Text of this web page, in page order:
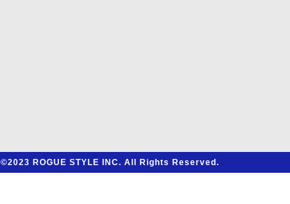
©2023 ROGUE STYLE INC. All Rights Reserved.